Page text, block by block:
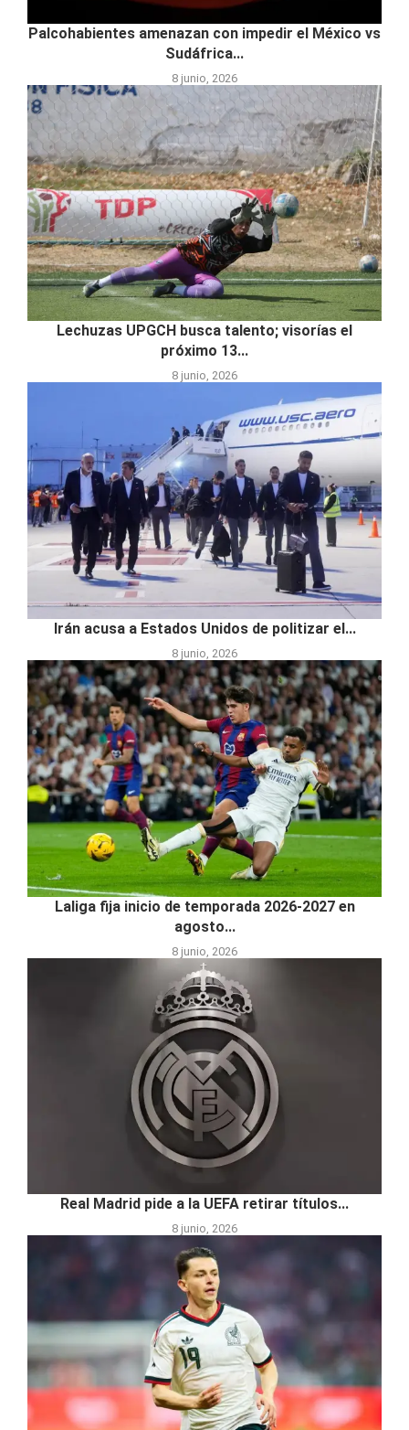
Palcohabientes amenazan con impedir el México vs
Sudáfrica...
8 junio, 2026
Lechuzas UPGCH busca talento; visorías el
próximo 13...
8 junio, 2026
Irán acusa a Estados Unidos de politizar el...
8 junio, 2026
Laliga fija inicio de temporada 2026-2027 en
agosto...
8 junio, 2026
Real Madrid pide a la UEFA retirar títulos...
8 junio, 2026